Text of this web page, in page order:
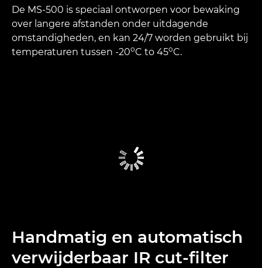
De MS-500 is speciaal ontworpen voor bewaking
over langere afstanden onder uitdagende
omstandigheden, en kan 24/7 worden gebruikt bij
temperaturen tussen -20oC to 45oC.
Handmatig en automatisch
verwijderbaar IR cut-filter